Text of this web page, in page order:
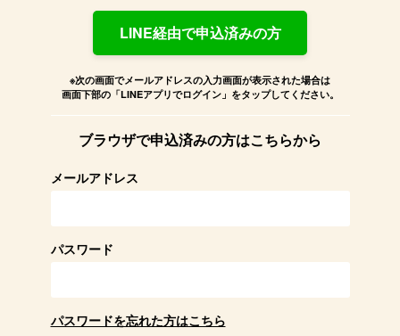
LINE経由で申込済みの方
※次の画面でメールアドレスの入力画面が表示された場合は
画面下部の「LINEアプリでログイン」をタップしてください。
ブラウザで申込済みの方はこちらから
メールアドレス
パスワード
パスワードを忘れた方はこちら